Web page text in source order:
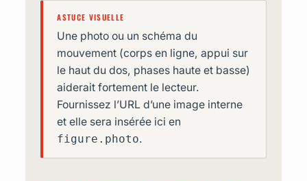
ASTUCE VISUELLE
Une photo ou un schéma du
mouvement (corps en ligne, appui sur
le haut du dos, phases haute et basse)
aiderait fortement le lecteur.
Fournissez l’URL d’une image interne
et elle sera insérée ici en
figure.photo.